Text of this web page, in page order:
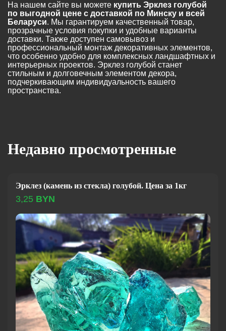
На нашем сайте вы можете купить Эрклез голубой
по выгодной цене с доставкой по Минску и всей
Беларуси. Мы гарантируем качественный товар,
прозрачные условия покупки и удобные варианты
доставки. Также доступен самовывоз и
профессиональный монтаж декоративных элементов,
что особенно удобно для комплексных ландшафтных и
интерьерных проектов. Эрклез голубой станет
стильным и долговечным элементом декора,
подчеркивающим индивидуальность вашего
пространства.
Недавно просмотренные
Эрклез (камень из стекла) голубой. Цена за 1кг
3,25 BYN